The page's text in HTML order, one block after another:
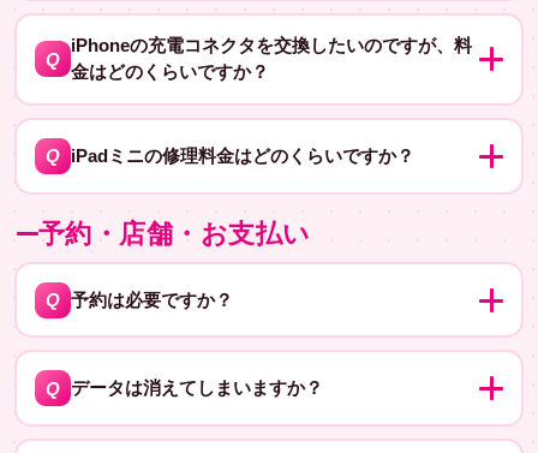
A 修理料金は公式サイトの料金表で確認できます。
Q
iPhoneの充電コネクタを交換したいのですが、料
金はどのくらいですか？
A 充電コネクタの交換料金は、機種により異なります。旧
機種は5,830円〜、新しい機種は高めです。詳細はお店で
Q iPadミニの修理料金はどのくらいですか？
体的な料金はお店で実機を見てお見積もりをさせていた
だきます。早めに直すと安心だよ！予約フォームから予
約しておくとスムーズだよ。
予約・店舗・お支払い
Q 予約は必要ですか？
A 予約なしで、そのままご来店いただけます（予約不
要）。ただ、事前にご予約いただくと待ち時間が少なく
フォームのご利用がおすすめです。
Q データは消えてしまいますか？
A 修理によっては、データが消えてしまう場合がありま